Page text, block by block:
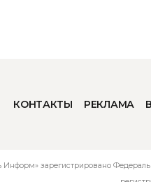
КОНТАКТЫ РЕКЛАМА
Информ» зарегистрировано